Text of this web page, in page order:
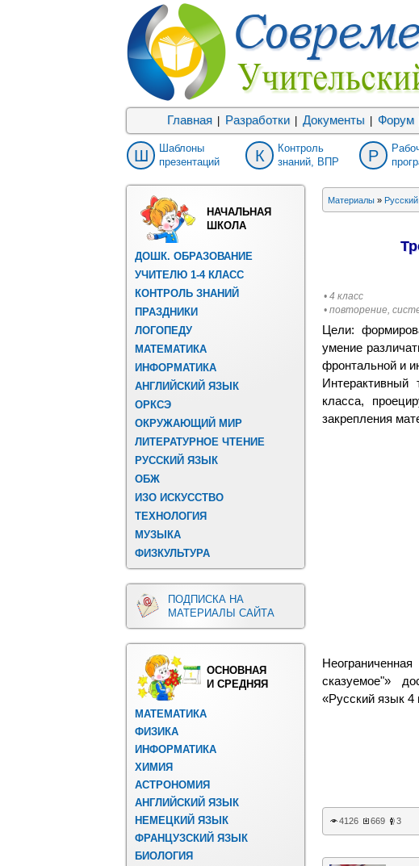
Главная Разработки Документы Форум
Ш
Шаблоны
презентаций
К
Контроль
знаний, ВПР
Р
НАЧАЛЬНАЯ
ШКОЛА
ДОШК. ОБРАЗОВАНИЕ
УЧИТЕЛЮ 1-4 КЛАСС
КОНТРОЛЬ ЗНАНИЙ
ПРАЗДНИКИ
ЛОГОПЕДУ
МАТЕМАТИКА
ИНФОРМАТИКА
АНГЛИЙСКИЙ ЯЗЫК
ОРКСЭ
ОКРУЖАЮЩИЙ МИР
ЛИТЕРАТУРНОЕ ЧТЕНИЕ
РУССКИЙ ЯЗЫК
ОБЖ
ИЗО ИСКУССТВО
ТЕХНОЛОГИЯ
МУЗЫКА
ФИЗКУЛЬТУРА
ПОДПИСКА НА
МАТЕРИАЛЫ САЙТА
ОСНОВНАЯ
И СРЕДНЯЯ
МАТЕМАТИКА
ФИЗИКА
ИНФОРМАТИКА
ХИМИЯ
АСТРОНОМИЯ
АНГЛИЙСКИЙ ЯЗЫК
НЕМЕЦКИЙ ЯЗЫК
ФРАНЦУЗСКИЙ ЯЗЫК
БИОЛОГИЯ
Материалы »
• 4 класс
• повторение,
Цели:
умение
фронтальной и
класса,
закрепления
сказуемое"»
«Русский язык 4
4126 669 3